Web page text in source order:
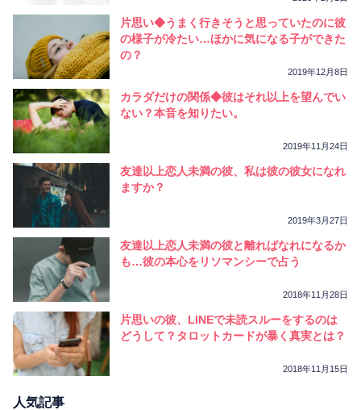
片思い◆うまく行きそうと思っていたのに彼
の様子が冷たい…ほかに気になる子ができた
の？
2019年12月8日
カラダだけの関係◆彼はそれ以上を望んでい
ない？本音を知りたい。
2019年11月24日
友達以上恋人未満の彼、私は彼の彼女になれ
ますか？
2019年3月27日
友達以上恋人未満の彼と離ればなれになるか
も…彼の本心をリソマンシーで占う
2018年11月28日
片思いの彼、LINEで未読スルーをするのは
どうして？タロットカードが暴く真実とは？
2018年11月15日
人気記事